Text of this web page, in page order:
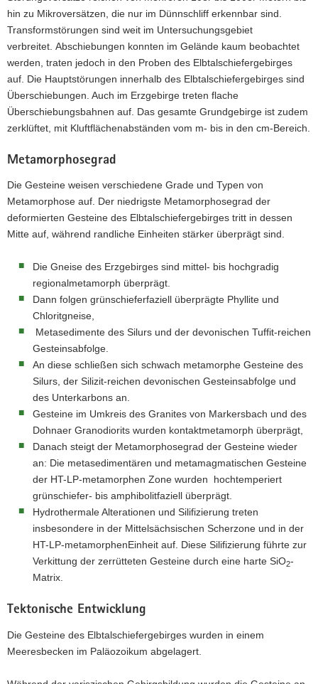
hin zu Mikroversätzen, die nur im Dünnschliff erkennbar sind.
Transformstörungen sind weit im Untersuchungsgebiet
verbreitet. Abschiebungen konnten im Gelände kaum beobachtet
werden, traten jedoch in den Proben des Elbtalschiefergebirges
auf. Die Hauptstörungen innerhalb des Elbtalschiefergebirges sind
Überschiebungen. Auch im Erzgebirge treten flache
Überschiebungsbahnen auf. Das gesamte Grundgebirge ist zudem
zerklüftet, mit Kluftflächenabständen vom m- bis in den cm-Bereich.
Metamorphosegrad
Die Gesteine weisen verschiedene Grade und Typen von
Metamorphose auf. Der niedrigste Metamorphosegrad der
deformierten Gesteine des Elbtalschiefergebirges tritt in dessen
Mitte auf, während randliche Einheiten stärker überprägt sind.
Die Gneise des Erzgebirges sind mittel- bis hochgradig
regionalmetamorph überprägt.
Dann folgen grünschieferfaziell überprägte Phyllite und
Chloritgneise,
Metasedimente des Silurs und der devonischen Tuffit-reichen
Gesteinsabfolge.
An diese schließen sich schwach metamorphe Gesteine des
Silurs, der Silizit-reichen devonischen Gesteinsabfolge und
des Unterkarbons an.
Gesteine im Umkreis des Granites von Markersbach und des
Dohnaer Granodiorits wurden kontaktmetamorph überprägt,
Danach steigt der Metamorphosegrad der Gesteine wieder
an: Die metasedimentären und metamagmatischen Gesteine
der HT-LP-metamorphen Zone wurden hochtemperiert
grünschiefer- bis amphibolitfaziell überprägt.
Hydrothermale Alterationen und Silifizierung treten
insbesondere in der Mittelsächsischen Scherzone und in der
HT-LP-metamorphenEinheit auf. Diese Silifizierung führte zur
Verkittung der zerrütteten Gesteine durch eine harte SiO2-
Matrix.
Tektonische Entwicklung
Die Gesteine des Elbtalschiefergebirges wurden in einem
Meeresbecken im Paläozoikum abgelagert.